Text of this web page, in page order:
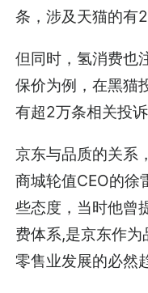
条，涉及天猫的有2
但同时，氢消费也
保价为例，在黑猫
有超2万条相关投诉
京东与品质的关系
商城轮值CEO的徐
些态度，当时他曾
费体系,是京东作
零售业发展的必然